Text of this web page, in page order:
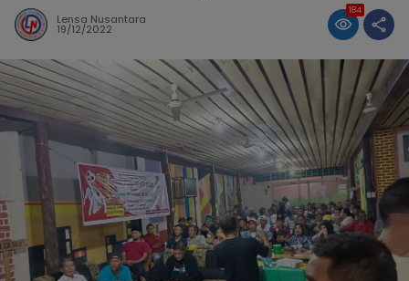
Lensa Nusantara
19/12/2022
184